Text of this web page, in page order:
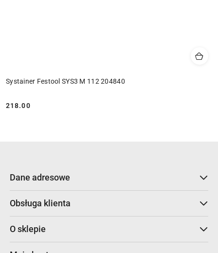
Systainer Festool SYS3 M 112 204840
Cena:
218.00
Dane adresowe
Obsługa klienta
O sklepie